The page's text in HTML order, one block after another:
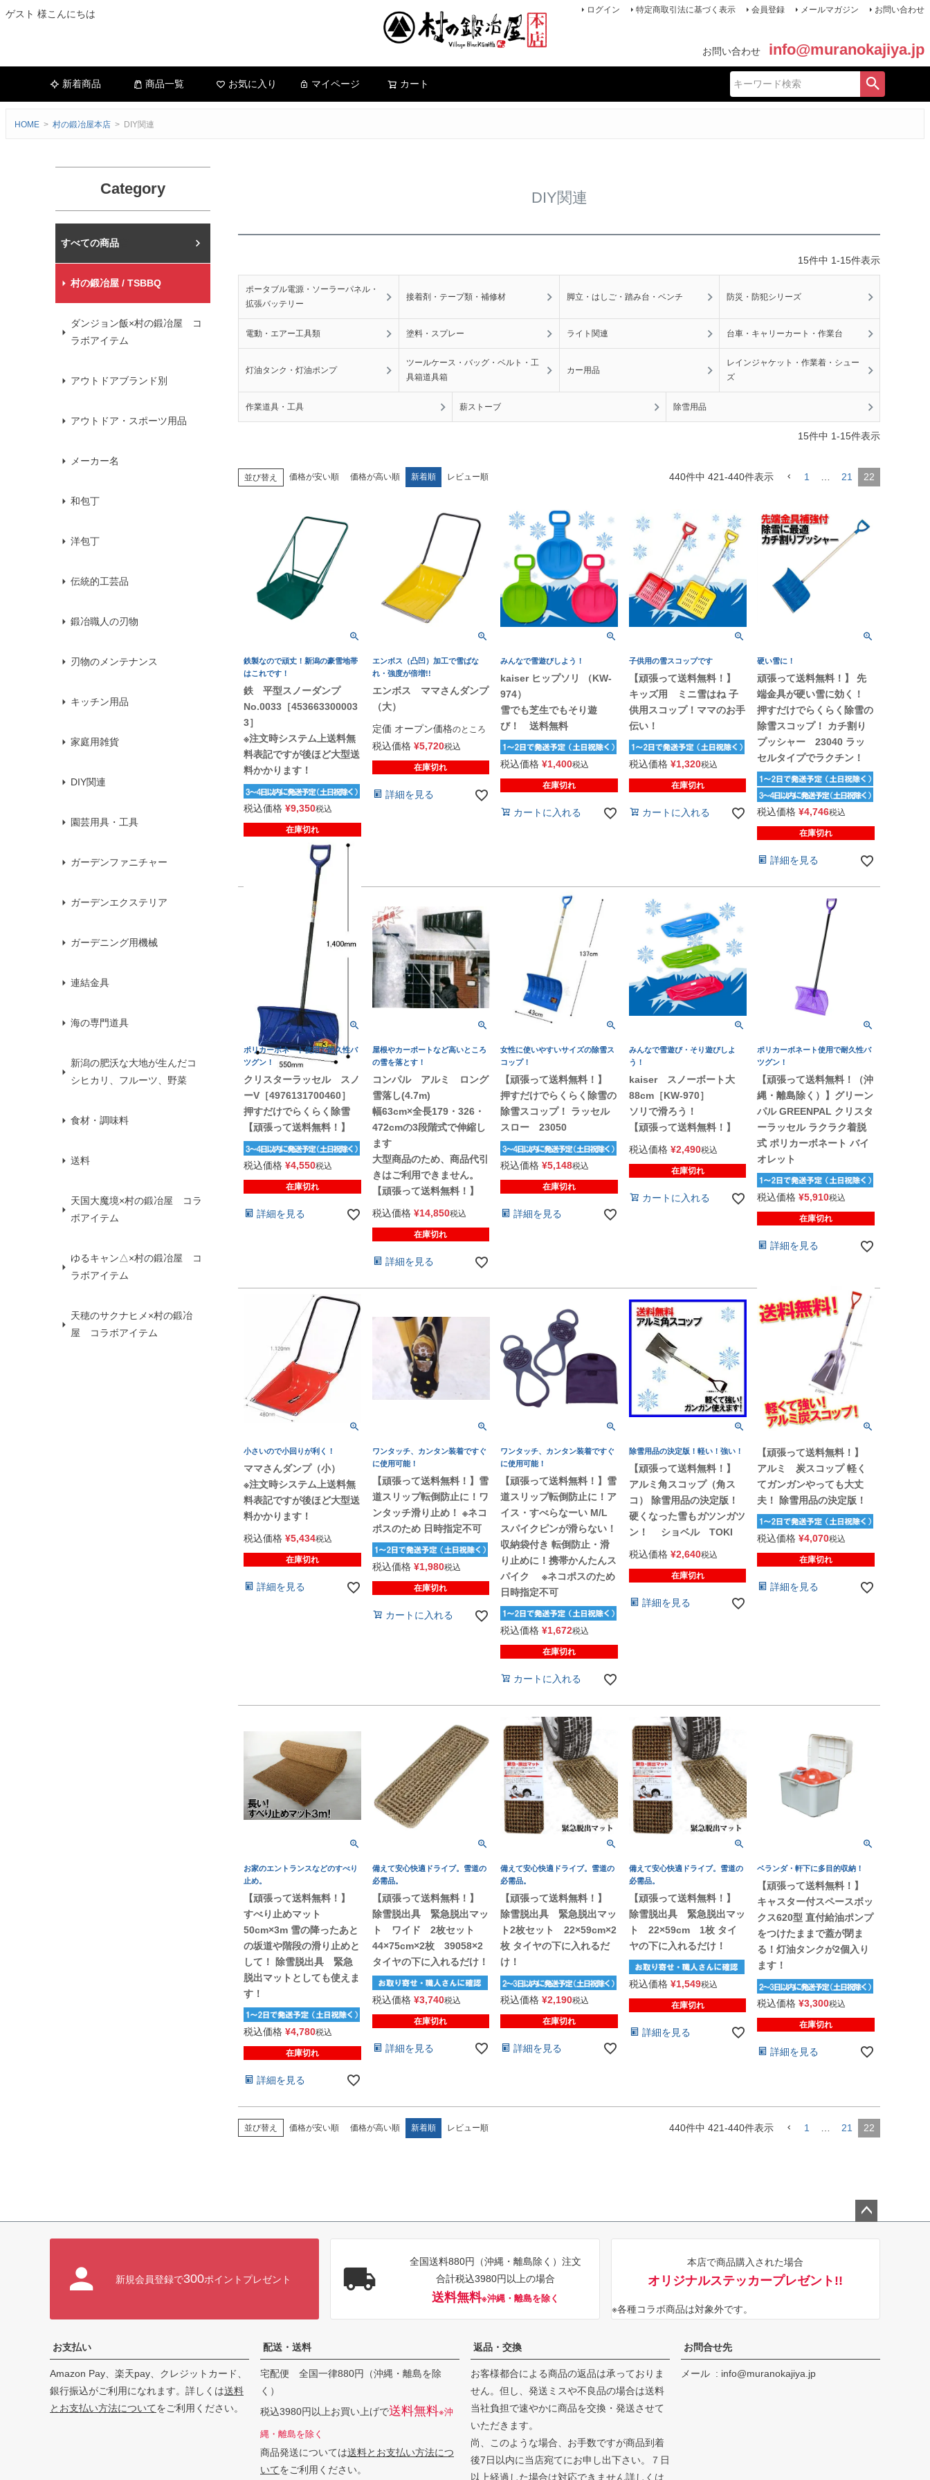
ゲスト 様こんにちは ログイン 特定商取引法に基づく表示 会員登録 メールマガジン お問い合わせ
お問い合わせ info@muranokajiya.jp
新着商品 商品一覧 お気に入り マイページ カート
HOME 村の鍛冶屋本店 DIY関連
Category
村の鍛冶屋本店
村の鍛冶屋 / TSBBQ
ダンジョン飯×村の鍛冶屋 コ
ラボアイテム
アウトドアブランド別
アウトドア・スポーツ用品
メーカー名
和包丁
洋包丁
伝統的工芸品
鍛冶職人の刃物
刃物のメンテナンス
キッチン用品
家庭用雑貨
DIY関連
園芸用具・工具
ガーデンファニチャー
ガーデンエクステリア
ガーデニング用機械
連結金具
海の専門道具
新潟の肥沃な大地が生んだコ
シヒカリ、フルーツ、野菜
食材・調味料
送料
天国大魔境×村の鍛冶屋 コラ
ボアイテム
ゆるキャン△×村の鍛冶屋 コ
ラボアイテム
天穂のサクナヒメ×村の鍛冶
屋 コラボアイテム
DIY関連
15件中 1-15件表示
ポータブル電源・ソーラーパネル・
拡張バッテリー
接着剤・テープ類・補修材 脚立・はしご・踏み台・ベンチ 防災・防犯シリーズ
電動・エアー工具類 塗料・スプレー ライト関連 台車・キャリーカート・作業台
灯油タンク・灯油ポンプ
ツールケース・バッグ・ベルト・工
具箱道具箱
カー用品
レインジャケット・作業着・シュー
ズ
作業道具・工具 薪ストーブ 除雪用品
15件中 1-15件表示
並び替え 価格が安い順 価格が高い順 新着順 レビュー順 440件中 421-440件表示 1 … 21 22
鉄製なので頑丈！新潟の豪雪地帯
はこれです！
鉄 平型スノーダンプ
No.0033［453663300003
3］
※注文時システム上送料無
料表記ですが後ほど大型送
料かかります！
税込価格 ¥9,350税込
在庫切れ
エンボス（凸凹）加工で雪ばな
れ・強度が倍増!!
エンボス ママさんダンプ
（大）
定価 オープン価格のところ
税込価格 ¥5,720税込
在庫切れ
詳細を見る
みんなで雪遊びしよう！
kaiser ヒップソリ （KW-
974）
雪でも芝生でもそり遊
び！ 送料無料
税込価格 ¥1,400税込
在庫切れ
カートに入れる
子供用の雪スコップです
【頑張って送料無料！】
キッズ用 ミニ雪はね 子
供用スコップ！ママのお手
伝い！
税込価格 ¥1,320税込
在庫切れ
カートに入れる
硬い雪に！
頑張って送料無料！】 先
端金具が硬い雪に効く！
押すだけでらくらく除雪の
除雪スコップ！ カチ割り
プッシャー 23040 ラッ
セルタイプでラクチン！
税込価格 ¥4,746税込
在庫切れ
詳細を見る
ポリカーボネート使用で耐久性バ
ツグン！
クリスターラッセル スノ
ーV［4976131700460］
押すだけでらくらく除雪
【頑張って送料無料！】
税込価格 ¥4,550税込
在庫切れ
詳細を見る
屋根やカーポートなど高いところ
の雪を落とす！
コンパル アルミ ロング
雪落し(4.7m)
幅63cm×全長179・326・
472cmの3段階式で伸縮し
ます
大型商品のため、商品代引
きはご利用できません。
【頑張って送料無料！】
税込価格 ¥14,850税込
在庫切れ
詳細を見る
女性に使いやすいサイズの除雪ス
コップ！
【頑張って送料無料！】
押すだけでらくらく除雪の
除雪スコップ！ ラッセル
スロー 23050
税込価格 ¥5,148税込
在庫切れ
詳細を見る
みんなで雪遊び・そり遊びしよ
う！
kaiser スノーボート大
88cm［KW-970］
ソリで滑ろう！
【頑張って送料無料！】
税込価格 ¥2,490税込
在庫切れ
カートに入れる
ポリカーボネート使用で耐久性バ
ツグン！
【頑張って送料無料！（沖
縄・離島除く）】グリーン
パル GREENPAL クリスタ
ーラッセル ラクラク着脱
式 ポリカーボネート バイ
オレット
税込価格 ¥5,910税込
在庫切れ
詳細を見る
小さいので小回りが利く！
ママさんダンプ（小）
※注文時システム上送料無
料表記ですが後ほど大型送
料かかります！
税込価格 ¥5,434税込
在庫切れ
詳細を見る
ワンタッチ、カンタン装着ですぐ
に使用可能！
【頑張って送料無料！】雪
道スリップ転倒防止に！ワ
ンタッチ滑り止め！ ※ネコ
ポスのため 日時指定不可
税込価格 ¥1,980税込
在庫切れ
カートに入れる
ワンタッチ、カンタン装着ですぐ
に使用可能！
【頑張って送料無料！】雪
道スリップ転倒防止に！ア
イス・すべらなーい M/L
スパイクピンが滑らない！
収納袋付き 転倒防止・滑
り止めに！携帯かんたんス
パイク ※ネコポスのため
日時指定不可
税込価格 ¥1,672税込
在庫切れ
カートに入れる
除雪用品の決定版！軽い！強い！
【頑張って送料無料！】
アルミ角スコップ（角ス
コ） 除雪用品の決定版！
硬くなった雪もガツンガツ
ン！ ショベル TOKI
税込価格 ¥2,640税込
在庫切れ
詳細を見る
【頑張って送料無料！】
アルミ 炭スコップ 軽く
てガンガンやっても大丈
夫！ 除雪用品の決定版！
税込価格 ¥4,070税込
在庫切れ
詳細を見る
お家のエントランスなどのすべり
止め。
【頑張って送料無料！】
すべり止めマット
50cm×3m 雪の降ったあと
の坂道や階段の滑り止めと
して！ 除雪脱出具 緊急
脱出マットとしても使えま
す！
税込価格 ¥4,780税込
在庫切れ
詳細を見る
備えて安心快適ドライブ。雪道の
必需品。
【頑張って送料無料！】
除雪脱出具 緊急脱出マッ
ト ワイド 2枚セット
44×75cm×2枚 39058×2
タイヤの下に入れるだけ！
税込価格 ¥3,740税込
在庫切れ
詳細を見る
備えて安心快適ドライブ。雪道の
必需品。
【頑張って送料無料！】
除雪脱出具 緊急脱出マッ
ト2枚セット 22×59cm×2
枚 タイヤの下に入れるだ
け！
税込価格 ¥2,190税込
在庫切れ
詳細を見る
備えて安心快適ドライブ。雪道の
必需品。
【頑張って送料無料！】
除雪脱出具 緊急脱出マッ
ト 22×59cm 1枚 タイ
ヤの下に入れるだけ！
税込価格 ¥1,549税込
在庫切れ
詳細を見る
ベランダ・軒下に多目的収納！
【頑張って送料無料！】
キャスター付スペースボッ
クス620型 直付給油ポンプ
をつけたままで蓋が閉ま
る！灯油タンクが2個入り
ます！
税込価格 ¥3,300税込
在庫切れ
詳細を見る
並び替え 価格が安い順 価格が高い順 新着順 レビュー順 440件中 421-440件表示 1 21 22
新規会員登録で300ポイントプレゼント
全国送料880円（沖縄・離島除く）注文
合計税込3980円以上の場合
送料無料※沖縄・離島を除く
本店で商品購入された場合
オリジナルステッカープレゼント!!
※各種コラボ商品は対象外です。
お支払い
Amazon Pay、楽天pay、クレジットカード、
銀行振込がご利用になれます。詳しくは送料
とお支払い方法についてをご利用ください。
配送・送料
宅配便 全国一律880円（沖縄・離島を除
く）
税込3980円以上お買い上げで送料無料※沖
縄・離島を除く
商品発送については送料とお支払い方法につ
いてをご利用ください。
返品・交換
お客様都合による商品の返品は承っておりま
せん。但し、発送ミスや不良品の場合は送料
当社負担で速やかに商品を交換・発送させて
いただきます。
尚、このような場合、お手数ですが商品到着
後7日以内に当店宛てにお申し出下さい。７日
以上経過した場合は対応できません詳しくは
お問合せ先
メール info@muranokajiya.jp